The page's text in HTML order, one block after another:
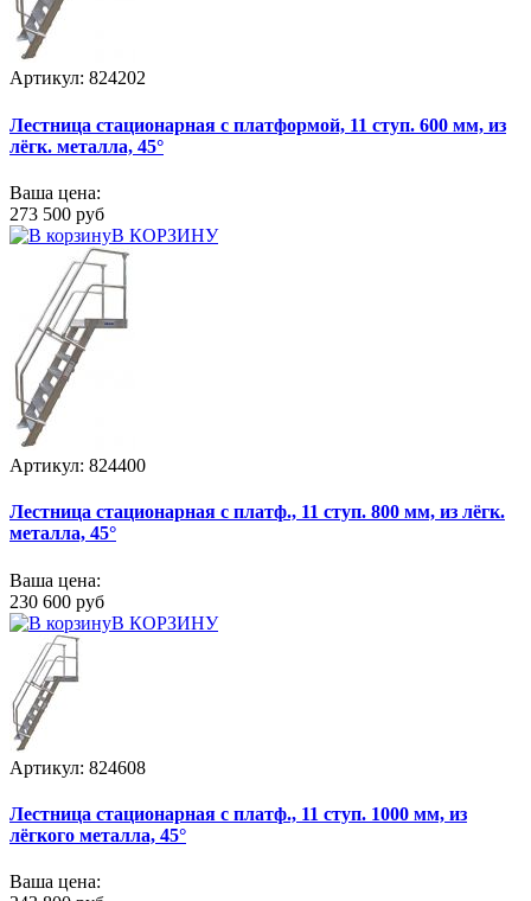
Артикул: 824202
Лестница стационарная с платформой, 11 ступ. 600 мм, из
лёгк. металла, 45°
Ваша цена:
273 500 руб
В КОРЗИНУ
Артикул: 824400
Лестница стационарная с платф., 11 ступ. 800 мм, из лёгк.
металла, 45°
Ваша цена:
230 600 руб
В КОРЗИНУ
Артикул: 824608
Лестница стационарная с платф., 11 ступ. 1000 мм, из
лёгкого металла, 45°
Ваша цена: